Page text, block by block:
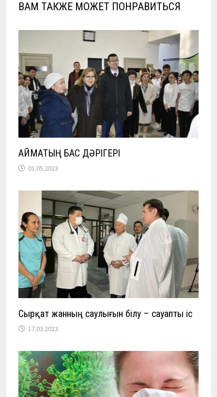
ВАМ ТАКЖЕ МОЖЕТ ПОНРАВИТЬСЯ
АЙМАҚТЫҢ БАС ДӘРІГЕРІ
01.05.2023
Сырқат жанның саулығын білу – сауапты іс
17.03.2023